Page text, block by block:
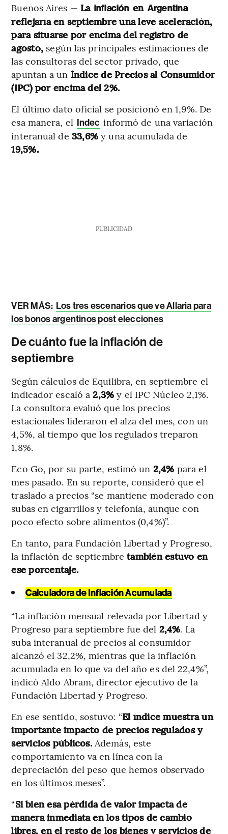
Buenos Aires — La inflación en Argentina
reflejaría en septiembre una leve aceleración,
para situarse por encima del registro de
agosto, según las principales estimaciones de
las consultoras del sector privado, que
apuntan a un Índice de Precios al Consumidor
(IPC) por encima del 2%.
El último dato oficial se posicionó en 1,9%. De
esa manera, el Indec informó de una variación
interanual de 33,6%y una acumulada de
19,5%.
PUBLICIDAD
VER MÁS: Los tres escenarios que ve Allaria para
los bonos argentinos post elecciones
De cuánto fue la inflación de
septiembre
Según cálculos de Equilibra, en septiembre el
indicador escaló a2,3% y el IPC Núcleo 2,1%.
La consultora evaluó que los precios
estacionales lideraron el alza del mes, con un
4,5%, al tiempo que los regulados treparon
1,8%.
Eco Go, por su parte, estimó un 2,4% para el
mes pasado. En su reporte, consideró que el
traslado a precios “se mantiene moderado con
subas en cigarrillos y telefonía, aunque con
poco efecto sobre alimentos (0,4%)”.
En tanto, para Fundación Libertad y Progreso,
la inflación de septiembre también estuvo en
ese porcentaje.
Calculadora de Inflación Acumulada
“La inflación mensual relevada por Libertad y
Progreso para septiembre fue del 2,4%. La
suba interanual de precios al consumidor
alcanzó el 32,2%, mientras que la inflación
acumulada en lo que va del año es del 22,4%”,
indicó Aldo Abram, director ejecutivo de la
Fundación Libertad y Progreso.
En ese sentido, sostuvo: “El índice muestra un
importante impacto de precios regulados y
servicios públicos.Además, este
comportamiento va en línea con la
depreciación del peso que hemos observado
en los últimos meses”.
“Si bien esa pérdida de valor impacta de
manera inmediata en los tipos de cambio
libres, en el resto de los bienes y servicios de